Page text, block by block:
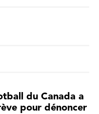
du Canada a
pour dénoncer